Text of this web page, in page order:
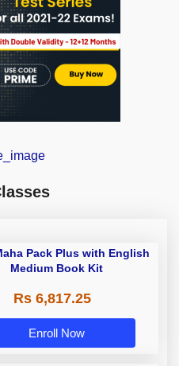
Pack Plus with English
Medium Book Kit
Rs 6,817.25
Enroll Now